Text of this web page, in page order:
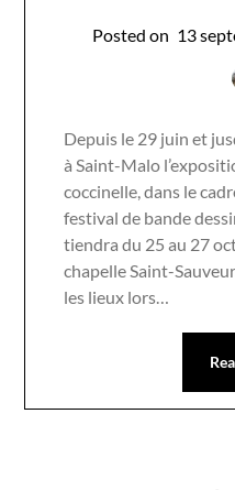
Posted on 13
Depuis le 29 juin et
à Saint-Malo
coccinelle, dans le
festival de bande
tiendra du 25 au 27
chapelle Saint-
les lieux lors…